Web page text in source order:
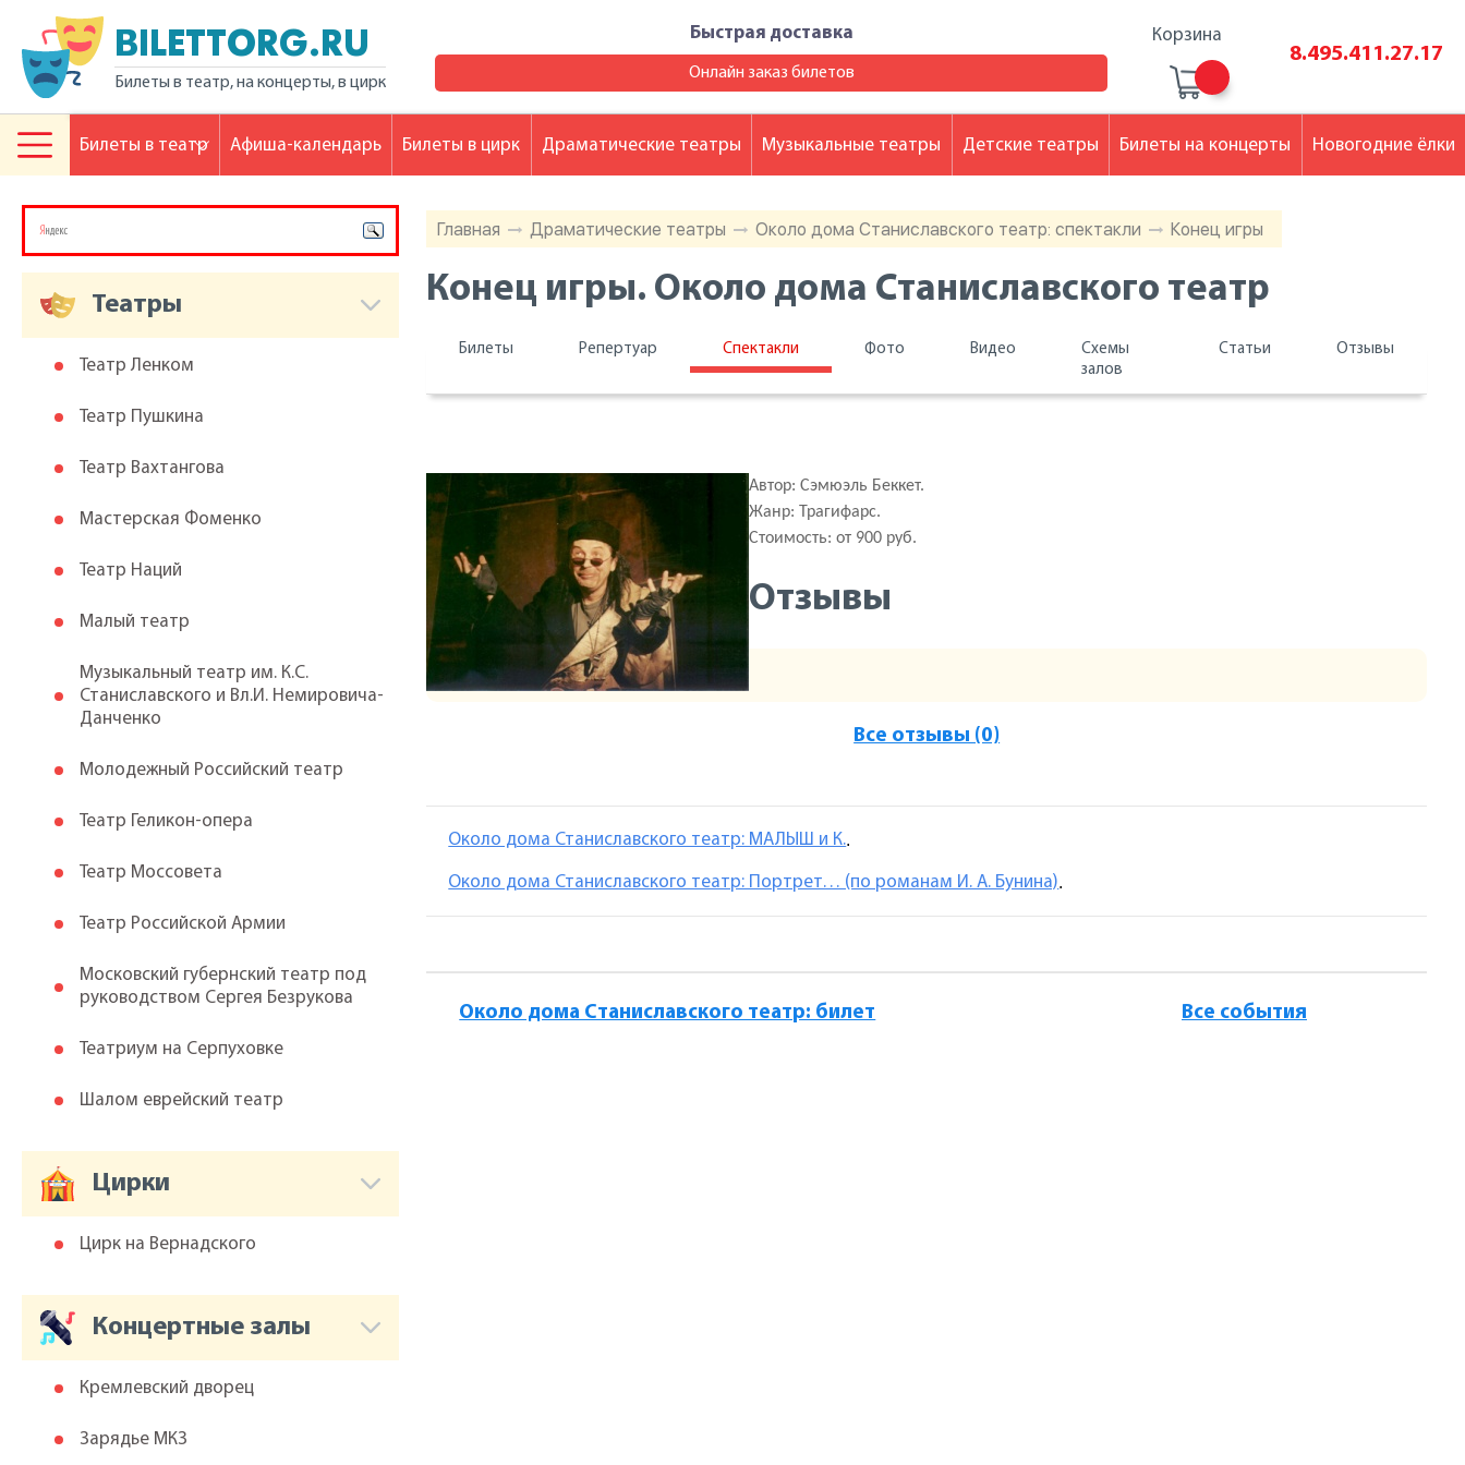
BILETTORG.RU
Билеты в театр, на концерты, в цирк
Быстрая доставка
Онлайн заказ билетов
Корзина
8.495.411.27.17
Главная Драматические театры Около дома Станиславского театр: спектакли Конец игры
Конец игры. Около дома Станиславского театр
Билеты Репертуар Спектакли Фото Видео
Схемы
залов
Статьи Отзывы
Автор: Сэмюэль Беккет.
Жанр: Трагифарс.
Стоимость: от 900 руб.
Отзывы
Все отзывы (0)
Около дома Станиславского театр: МАЛЫШ и К..
Около дома Станиславского театр: Портрет… (по романам И. А. Бунина).
Около дома Станиславского театр: билет Все события
Театры
Театр Ленком
Театр Пушкина
Театр Вахтангова
Мастерская Фоменко
Театр Наций
Малый театр
Музыкальный театр им. К.С.
Станиславского и Вл.И. Немировича-
Данченко
Молодежный Российский театр
Театр Геликон-опера
Театр Моссовета
Театр Российской Армии
Московский губернский театр под
руководством Сергея Безрукова
Театриум на Серпуховке
Шалом еврейский театр
Цирки
Цирк на Вернадского
Концертные залы
Кремлевский дворец
Зарядье МКЗ
Билеты в театр Афиша-календарь Билеты в цирк Драматические театры Музыкальные театры Детские театры Билеты на концерты Новогодние ёлки